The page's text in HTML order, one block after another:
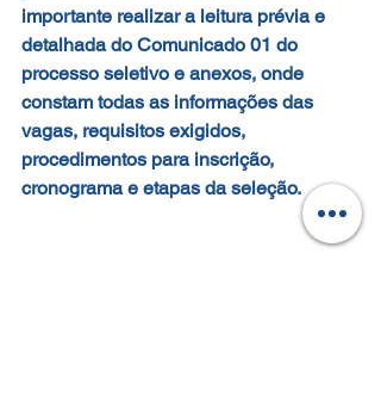
importante realizar a leitura prévia e
detalhada do Comunicado 01 do
processo seletivo e anexos, onde
constam todas as informações das
vagas, requisitos exigidos,
procedimentos para inscrição,
cronograma e etapas da seleção.